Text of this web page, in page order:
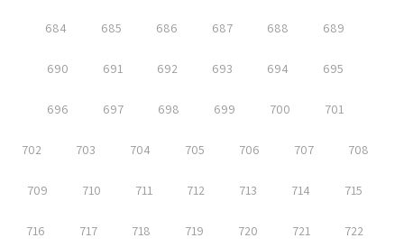
684 685 686 687 688 689
690 691 692 693 694 695
696 697 698 699 700 701
702 703 704 705 706 707 708
709 710 711 712 713 714 715
716 717 718 719 720 721 722